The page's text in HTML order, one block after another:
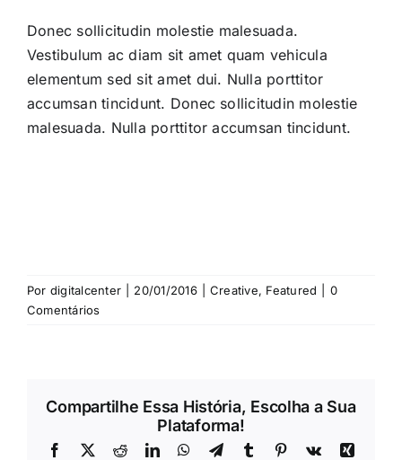
Donec sollicitudin molestie malesuada.
Vestibulum ac diam sit amet quam vehicula
elementum sed sit amet dui. Nulla porttitor
accumsan tincidunt. Donec sollicitudin molestie
malesuada. Nulla porttitor accumsan tincidunt.
Por digitalcenter 20/01/2016 Creative, Featured
0
Comentários
Compartilhe Essa História, Escolha a Sua
Plataforma!
Facebook
X RedditLinkedInWhatsApp
TelegramTumblr Pinterest
Vk
Xing